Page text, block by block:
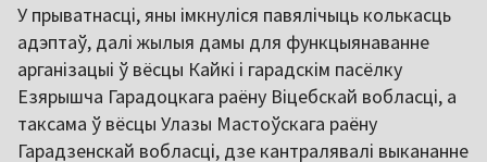
У прыватнасці, яны імкнуліся павялічыць колькасць
адэптаў, далі жылыя дамы для функцыянаванне
арганізацыі ў вёсцы Кайкі і гарадскім пасёлку
Езярышча Гарадоцкага раёну Віцебскай вобласці, а
таксама ў вёсцы Улазы Мастоўскага раёну
Гарадзенскай вобласці, дзе кантралявалі выкананне